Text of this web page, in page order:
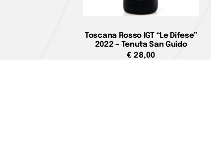
Toscana Rosso IGT “Le Difese”
2022 – Tenuta San Guido
€ 28,00